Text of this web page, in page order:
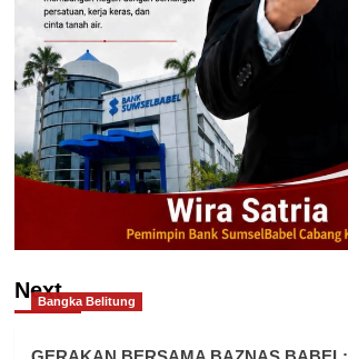
NextBangka Belitung